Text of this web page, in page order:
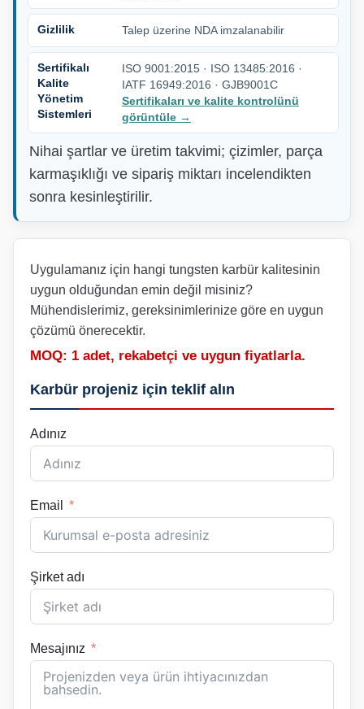
Gizlilik Talep üzerine NDA imzalanabilir
Sertifikalı
Kalite
Yönetim
Sistemleri
ISO 9001:2015 · ISO 13485:2016 ·
IATF 16949:2016 · GJB9001C
Sertifikaları ve kalite kontrolünü
görüntüle →
Nihai şartlar ve üretim takvimi; çizimler, parça
karmaşıklığı ve sipariş miktarı incelendikten
sonra kesinleştirilir.
Uygulamanız için hangi tungsten karbür kalitesinin
uygun olduğundan emin değil misiniz?
Mühendislerimiz, gereksinimlerinize göre en uygun
çözümü önerecektir.
MOQ: 1 adet, rekabetçi ve uygun fiyatlarla.
Karbür projeniz için teklif alın
Adınız
Email
Şirket adı
Mesajınız